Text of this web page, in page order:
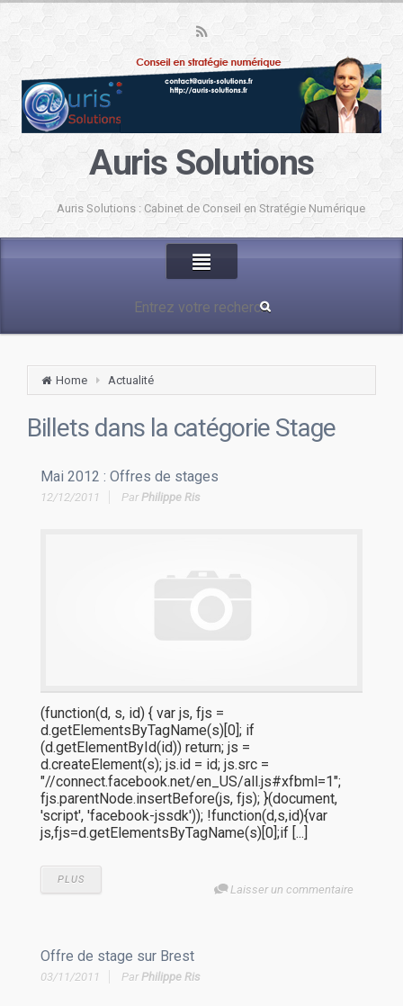
Auris Solutions
Auris Solutions : Cabinet de Conseil en Stratégie Numérique
Home Actualité
Billets dans la catégorie Stage
Mai 2012 : Offres de stages
12/12/2011 ParPhilippe Ris
(function(d, s, id) { var js, fjs =
d.getElementsByTagName(s)[0]; if
(d.getElementById(id)) return; js =
d.createElement(s); js.id = id; js.src =
"//connect.facebook.net/en_US/all.js#xfbml=1";
fjs.parentNode.insertBefore(js, fjs); }(document,
'script', 'facebook-jssdk')); !function(d,s,id){var
js,fjs=d.getElementsByTagName(s)[0];if [...]
PLUS
Laisser un commentaire
Offre de stage sur Brest
03/11/2011 Par Philippe Ris